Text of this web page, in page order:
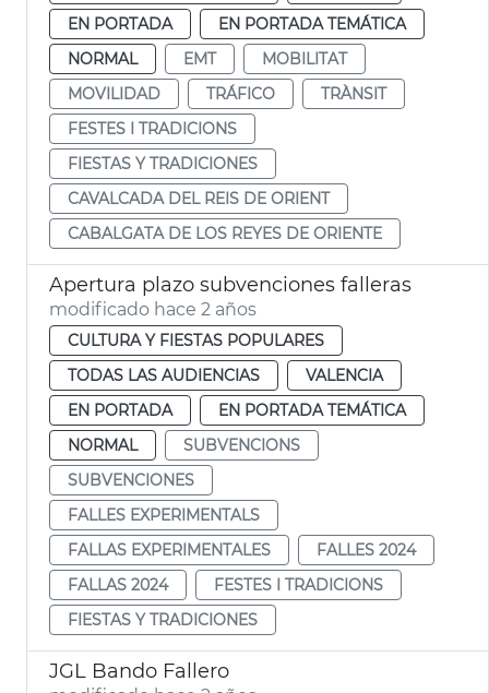
EN PORTADA
EN PORTADA TEMÁTICA
NORMAL
EMT
MOBILITAT
MOVILIDAD
TRÁFICO
TRÀNSIT
FESTES I TRADICIONS
FIESTAS Y TRADICIONES
CAVALCADA DEL REIS DE ORIENT
CABALGATA DE LOS REYES DE ORIENTE
Apertura plazo subvenciones falleras
modificado hace 2 años
CULTURA Y FIESTAS POPULARES
TODAS LAS AUDIENCIAS
VALENCIA
EN PORTADA
EN PORTADA TEMÁTICA
NORMAL
SUBVENCIONS
SUBVENCIONES
FALLES EXPERIMENTALS
FALLAS EXPERIMENTALES
FALLES 2024
FALLAS 2024
FESTES I TRADICIONS
FIESTAS Y TRADICIONES
JGL Bando Fallero